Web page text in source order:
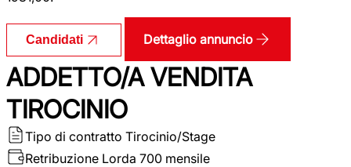
Candidati Dettaglio annuncio
ADDETTO/A VENDITA
TIROCINIO
Tipo di contratto Tirocinio/Stage
Retribuzione Lorda 700 mensile